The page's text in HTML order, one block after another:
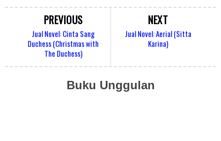
NEXT
Jual Novel: Aerial (Sitta
Karina)
PREVIOUS
Jual Novel: Cinta Sang
Duchess (Christmas with
The Duchess)
Buku Unggulan